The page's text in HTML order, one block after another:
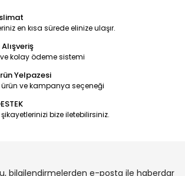
en kısa sürede elinize ulaşır.
kolay ödeme sistemi
Yelpazesi
ürün ve kampanya seçeneği
bize iletebilirsiniz.
bilgilendirmelerden e-posta ile haberdar